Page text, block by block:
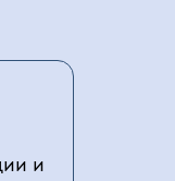
и